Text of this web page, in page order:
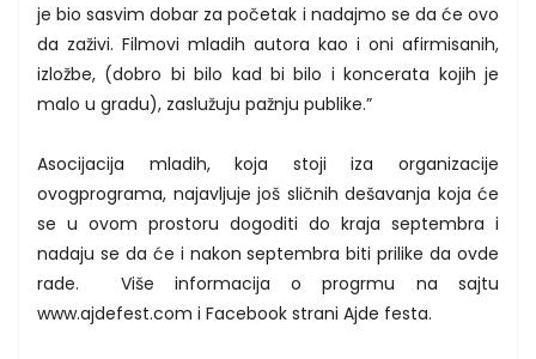
je bio sasvim dobar za početak i nadajmo se da će ovo
da zaživi. Filmovi mladih autora kao i oni afirmisanih,
izložbe, (dobro bi bilo kad bi bilo i koncerata kojih je
malo u gradu), zaslužuju pažnju publike.”
Asocijacija mladih, koja stoji iza organizacije
ovogprograma, najavljuje još sličnih dešavanja koja će
se u ovom prostoru dogoditi do kraja septembra i
nadaju se da će i nakon septembra biti prilike da ovde
rade. Više informacija o progrmu na sajtu
www.ajdefest.com i Facebook strani Ajde festa.